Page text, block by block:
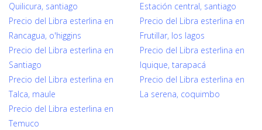
Quilicura, santiago
Precio del Libra esterlina en
Rancagua, o'higgins
Precio del Libra esterlina en
Santiago
Precio del Libra esterlina en
Talca, maule
Precio del Libra esterlina en
Temuco
Estación central, santiago
Precio del Libra esterlina en
Frutillar, los lagos
Precio del Libra esterlina en
Iquique, tarapacá
Precio del Libra esterlina en
La serena, coquimbo